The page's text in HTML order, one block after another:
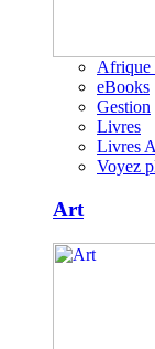
Afrique
eBooks
Gestion
Livres
Livres
Voyez
Art